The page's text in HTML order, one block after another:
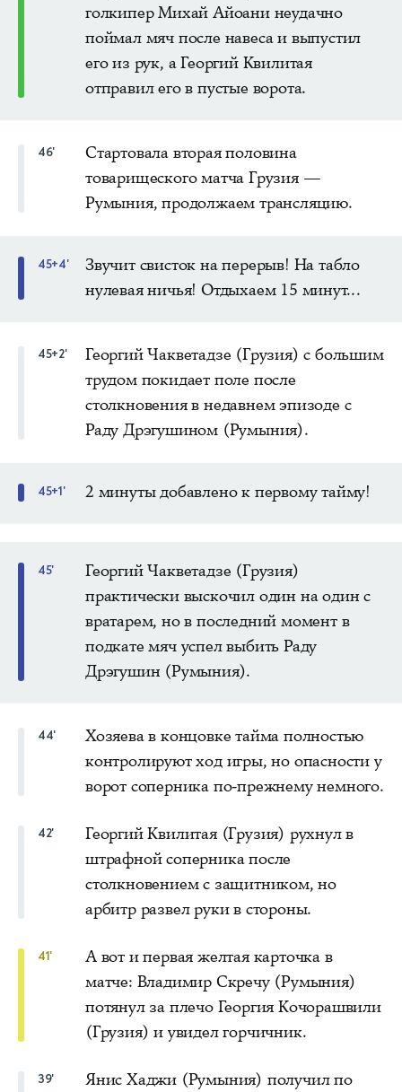
голкипер Михай Айоани неудачно
поймал мяч после навеса и выпустил
его из рук, а Георгий Квилитая
отправил его в пустые ворота.
46'
Стартовала вторая половина
товарищеского матча Грузия —
Румыния, продолжаем трансляцию.
45+4'
Звучит свисток на перерыв! На табло
нулевая ничья! Отдыхаем 15 минут...
45+2'
Георгий Чакветадзе (Грузия) с большим
трудом покидает поле после
столкновения в недавнем эпизоде с
Раду Дрэгушином (Румыния).
45+1' 2 минуты добавлено к первому тайму!
45'
Георгий Чакветадзе (Грузия)
практически выскочил один на один с
вратарем, но в последний момент в
подкате мяч успел выбить Раду
Дрэгушин (Румыния).
44'
Хозяева в концовке тайма полностью
контролируют ход игры, но опасности у
ворот соперника по-прежнему немного.
42'
Георгий Квилитая (Грузия) рухнул в
штрафной соперника после
столкновением с защитником, но
арбитр развел руки в стороны.
41'
А вот и первая желтая карточка в
матче: Владимир Скречу (Румыния)
потянул за плечо Георгия Кочорашвили
(Грузия) и увидел горчичник.
39'
Янис Хаджи (Румыния) получил по